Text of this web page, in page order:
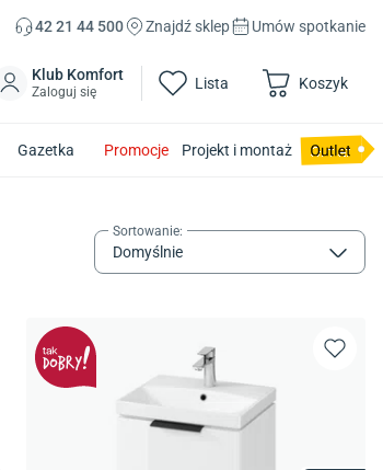
42 21 44 500 Znajdź sklep Umów spotkanie
Klub Komfort
Zaloguj się Lista Koszyk
Gazetka Promocje Projekt i montaż
Sortowanie:
Domyślnie